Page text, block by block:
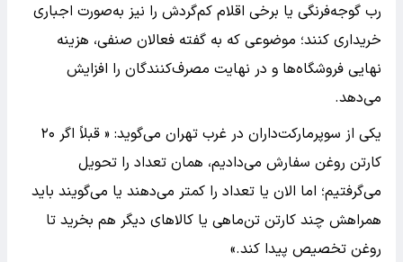
رب گوجه‌فرنگی یا برخی اقلام کم‌گردش را نیز به‌صورت اجباری
خریداری کنند؛ موضوعی که به گفته فعالان صنفی، هزینه
نهایی فروشگاه‌ها و در نهایت مصرف‌کنندگان را افزایش
می‌دهد.
یکی از سوپرمارکت‌داران در غرب تهران می‌گوید: « قبلاً اگر ۲۰
کارتن روغن سفارش می‌دادیم، همان تعداد را تحویل
می‌گرفتیم؛ اما الان یا تعداد را کمتر می‌دهند یا می‌گویند باید
همراهش چند کارتن تن‌ماهی یا کالاهای دیگر هم بخرید تا
روغن تخصیص پیدا کند.»